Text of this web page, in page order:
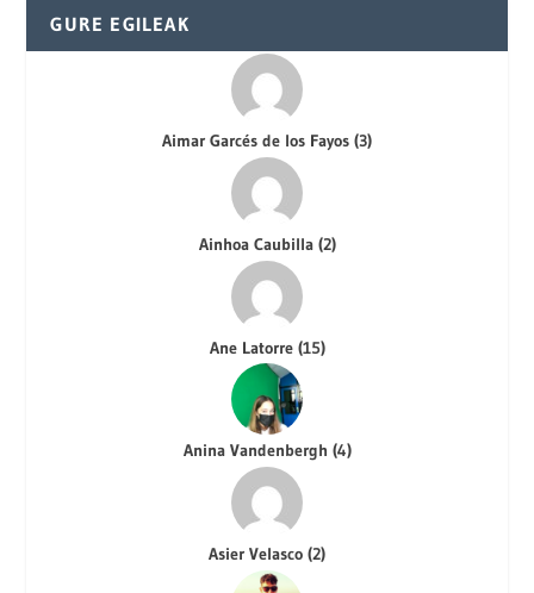
GURE EGILEAK
Aimar Garcés de los Fayos (3)
Ainhoa Caubilla (2)
Ane Latorre (15)
Anina Vandenbergh (4)
Asier Velasco (2)